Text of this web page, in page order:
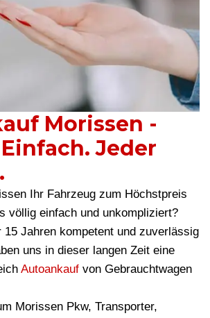
Morissen -
Jeder
Ihr Fahrzeug zum Höchstpreis
völlig einfach und unkompliziert?
Jahren kompetent und zuverlässig
uns in dieser langen Zeit eine
Autoankauf von Gebrauchtwagen
Morissen Pkw, Transporter,